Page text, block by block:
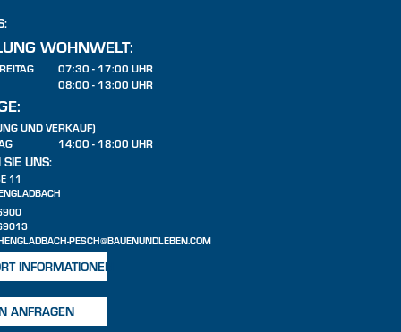
WOHNWELT:
07:30 - 17:00 UHR
08:00 - 13:00 UHR
UND VERKAUF)
14:00 - 18:00 UHR
UNS:
11
PESCH@BAUENUNDLEBEN.COM
INFORMATIONEN
ANFRAGEN